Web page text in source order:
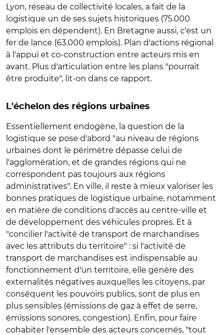
Lyon, réseau de collectivité locales, a fait de la
logistique un de ses sujets historiques (75.000
emplois en dépendent). En Bretagne aussi, c'est un
fer de lance (63.000 emplois). Plan d'actions régional
à l'appui et co-construction entre acteurs mis en
avant. Plus d'articulation entre les plans "pourrait
être produite", lit-on dans ce rapport.
L'échelon des régions urbaines
Essentiellement endogène, la question de la
logistique se pose d'abord "au niveau de régions
urbaines dont le périmètre dépasse celui de
l'agglomération, et de grandes régions qui ne
correspondent pas toujours aux régions
administratives". En ville, il reste à mieux valoriser les
bonnes pratiques de logistique urbaine, notamment
en matière de conditions d'accès au centre-ville et
de développement des véhicules propres. Et à
"concilier l'activité de transport de marchandises
avec les attributs du territoire" : si l'activité de
transport de marchandises est indispensable au
fonctionnement d'un territoire, elle génère des
externalités négatives auxquelles les citoyens, par
conséquent les pouvoirs publics, sont de plus en
plus sensibles (émissions de gaz à effet de serre,
émissions sonores, congestion). Enfin, pour faire
cohabiter l'ensemble des acteurs concernés, "tout